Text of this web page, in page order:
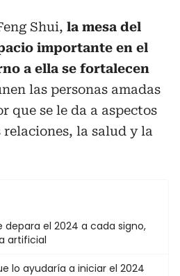
Shui, la mesa del
importante en el
a ella se fortalecen
las personas amadas
que se le da a aspectos
la salud y la
depara el 2024 a cada signo,
artificial
lo ayudaría a iniciar el 2024